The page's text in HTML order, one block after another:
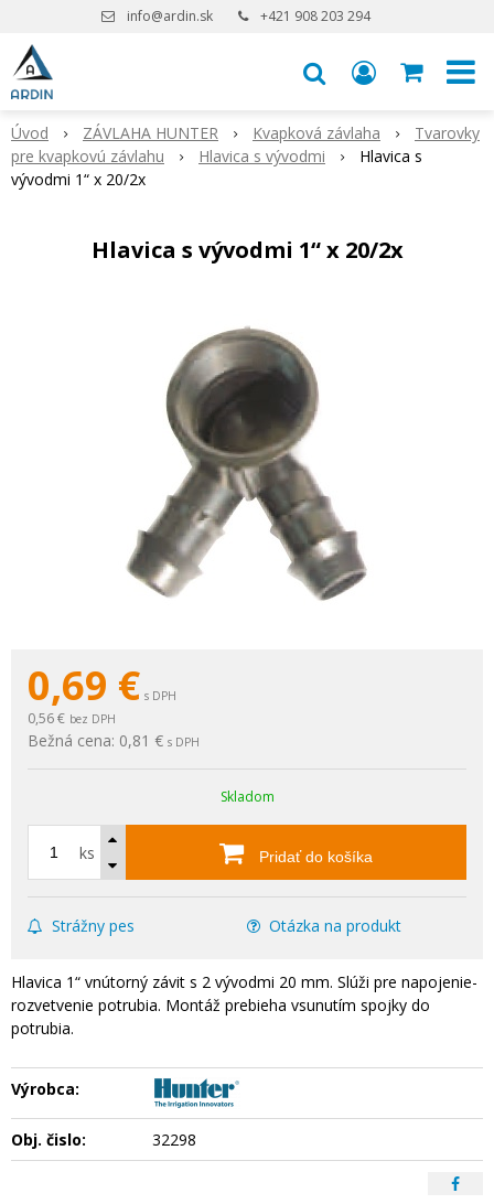
info@ardin.sk +421 908 203 294
Úvod ZÁVLAHA HUNTER Kvapková závlaha
Tvarovky
pre kvapkovú závlahu
Hlavica s vývodmi
Hlavica s
vývodmi 1“ x 20/2x
Hlavica s vývodmi 1“ x 20/2x
0,69 € s DPH
0,56 € bez DPH
Bežná cena: 0,81 € s DPH
Skladom
ks Pridať do košíka
Strážny pes Otázka na produkt
Hlavica 1“ vnútorný závit s 2 vývodmi 20 mm. Slúži pre napojenie-
rozvetvenie potrubia. Montáž prebieha vsunutím spojky do
potrubia.
Výrobca:
Obj. čislo: 32298